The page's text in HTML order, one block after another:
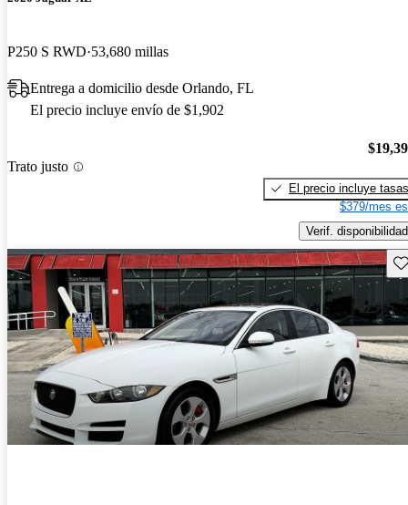
P250 S RWD 53,680 millas
Entrega a domicilio desde Orlando, FL
El precio incluye envío de $1,902
Trato justo
El precio incluye tasas
$379/mes
Verif. disponibilidad